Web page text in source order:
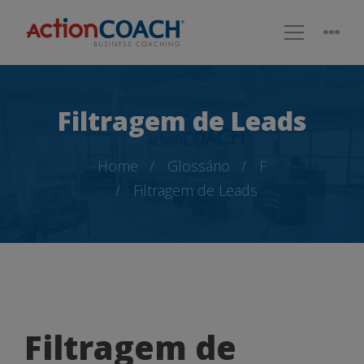
Filtragem de Leads
Home Glossário
F
Filtragem de Leads
Filtragem
Filtragem de